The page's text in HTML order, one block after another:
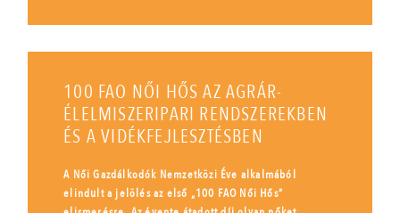
100 FAO NŐI HŐS AZ AGRÁR-
ÉLELMISZERIPARI RENDSZEREKBEN
ÉS A VIDÉKFEJLESZTÉSBEN
A Női Gazdálkodók Nemzetközi Éve alkalmából
elindult a jelölés az első „100 FAO Női Hős”